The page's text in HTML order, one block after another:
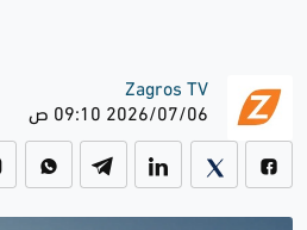
Zagros TV
2026/07/06 09:10 ص